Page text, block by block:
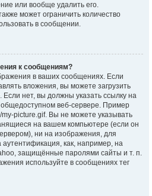
или вообще удалить его.
может ограничить количество
в сообщении.
к сообщениям?
в ваших сообщениях. Если
вложения, вы можете загрузить
нет, вы должны указать ссылку на
веб-сервере. Пример
picture.gif. Вы не можете указывать
на вашем компьютере (если он
ни на изображения, для
как, например, на
защищённые паролями сайты и т. п.
используйте в сообщениях тег